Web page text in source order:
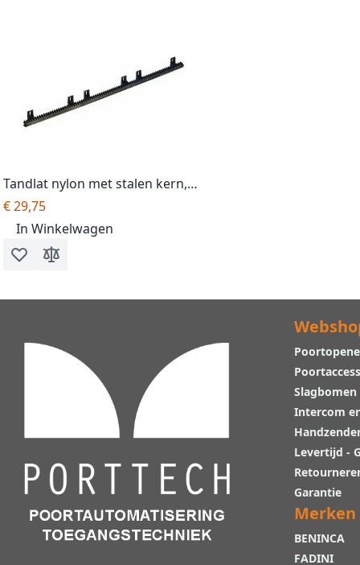
Tandlat nylon met stalen kern,
kleur zwart
€ 29,75
In Winkelwagen
Voeg toe aan verlanglijst
Toevoegen om te vergelijken
Slagbomen
Intercom
Levertijd -
Garantie
Merken
BENINCA
FADINI